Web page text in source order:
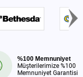
%100 Memnuniyet
Müşterilerimize %100
Memnuniyet Garantisi